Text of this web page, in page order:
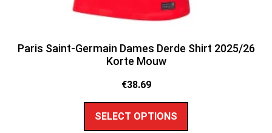
Paris Saint-Germain Dames Derde Shirt 2025/26
Korte Mouw
€38.69
SELECT OPTIONS